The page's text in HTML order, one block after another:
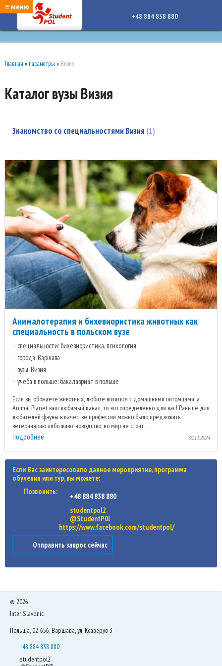
google-site-verification: google7a917c261df1566b.htmlgoogle-site-verification:
google7a917c261df1566b.html
≡ меню
+48 884 838 880
Главная » параметры » Визия
Каталог вузы Визия
Знакомство со специальностями Визия 1
Анималотерапия и бихевиористика животных как
специальность в польском вузе
специальности: бихевиористика, психология
города: Варшава
вузы: Визия
учеба в польше: бакалавриат в польше
Если вы обожаете животных, любите возиться с домашними питомцами, а
Animal Planet ваш любимый канал, то это определенно для вас! Раньше для
любителей фауны в качестве профессии можно было предложить
ветеринарию либо животноводство, но мир не стоит ...
подробнее 30.11.2024
Если Вас заинтересовало данное мероприятие, программа
обучения или тур, вы можете:
Позвонить:
+48 884 838 880
studentpol2
@StudentP0l
https://www.facebook.com/studentpol/
Отправить запрос сейчас
© 2026
Inter Slavonic
Польша, 02-656, Варшава, ул. Ксаверув 3
+48 884 838 880
studentpol2